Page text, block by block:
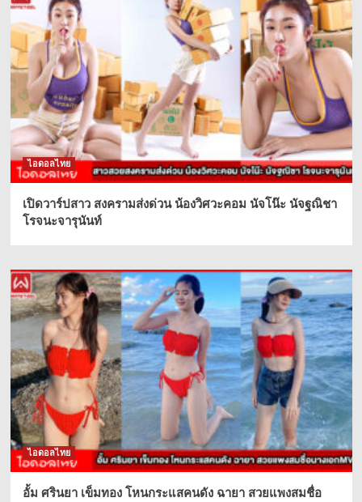
ไอดอลไทย
เปิดวาร์ปสาว สงครามส่งด่วน น้องวิศวะคอม นัจโน๊ะ นัจฐณิชา
โรจนะจารุนันท์
ไอดอลไทย
อั้ม ศรินยา เข็มทอง โหนกระแสคนดัง ฉายา สวยแพงสมชื่อ